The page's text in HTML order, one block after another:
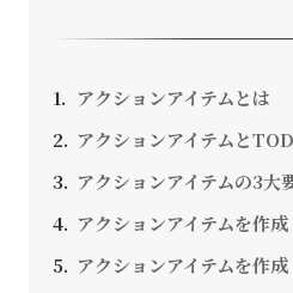
アクションアイテムとは
アクションアイテムと
アクションアイテムの3大
アクションアイテムを作
アクションアイテムを作